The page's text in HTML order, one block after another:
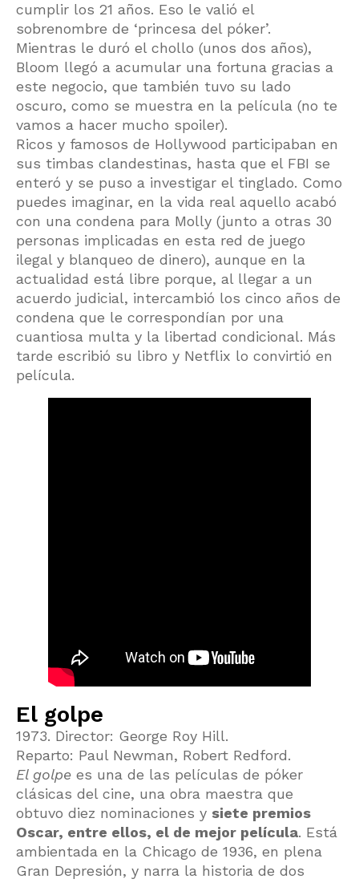
cumplir los 21 años. Eso le valió el
sobrenombre de ‘princesa del póker’.
Mientras le duró el chollo (unos dos años),
Bloom llegó a acumular una fortuna gracias a
este negocio, que también tuvo su lado
oscuro, como se muestra en la película (no te
vamos a hacer mucho spoiler).
Ricos y famosos de Hollywood participaban en
sus timbas clandestinas, hasta que el FBI se
enteró y se puso a investigar el tinglado. Como
puedes imaginar, en la vida real aquello acabó
con una condena para Molly (junto a otras 30
personas implicadas en esta red de juego
ilegal y blanqueo de dinero), aunque en la
actualidad está libre porque, al llegar a un
acuerdo judicial, intercambió los cinco años de
condena que le correspondían por una
cuantiosa multa y la libertad condicional. Más
tarde escribió su libro y Netflix lo convirtió en
película.
El golpe
1973. Director: George Roy Hill.
Reparto: Paul Newman, Robert Redford.
El golpe es una de las películas de póker
clásicas del cine, una obra maestra que
obtuvo diez nominaciones y siete premios
Oscar, entre ellos, el de mejor película. Está
ambientada en la Chicago de 1936, en plena
Gran Depresión, y narra la historia de dos